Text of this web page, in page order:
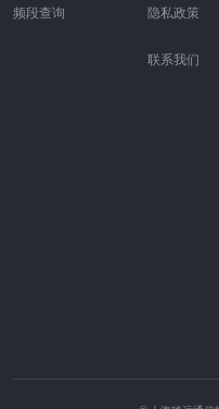
频段查询
隐私政策
联系我们